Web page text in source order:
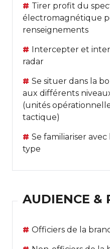
Tirer profit du
électromagnétique
renseignements
Intercepter et
radar
Se situer dans la
aux différents
(unités
tactique)
Se familiariser avec
type
AUDIENCE &
Officiers de la